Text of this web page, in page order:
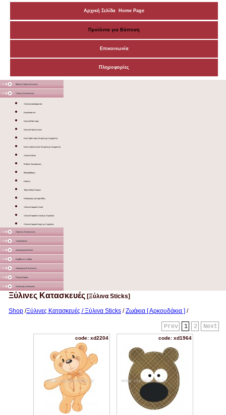
Αρχική Σελίδα Home Page
Προϊόντα για Βάπτιση
Επικοινωνία
Πληροφορίες
Μάσκες Προστατευτικές
Ξύλινες Κατασκευές
Ξύλινα Διακοσμητικά
Κουκλόσπιτα
Κουτιά Βάπτισης
Κουτιά Καλλυντικών
Κουτί βάπτισης Ντυμένο με Δερματίνη
Κουτί καλλυντικών Ντυμένο με Δερματίνη
Ξύλινα Sticks
Ειδικές Κατασκευές
Μολυβοθήκες
Κασπώ
Ταμπελάκια Χώρων
Καλόγερος για λαμπάδες
Ξύλινο Καφάσι Λευκό
Ξύλινο Καφάσι Λευκό με Χερούλια
Ξύλινο Καφάσι Καφέ με Χερούλια
Χάρτινες Κατασκευές
Υφασμάτινα
Διακοσμητικά Σταντ
Καμβάς σε τελάρο
Διάφορα με Εκτύπωση
Γλειφιτζούρια
Στολισμός Εκκλησίας
Ξύλινες Κατασκευές [Ξύλινα Sticks]
Shop /Ξύλινες Κατασκευές / Ξύλινα Sticks /Ζωάκια [ Αρκουδάκια ] /
Next
2
1
Prev
code: xd2204 code: xd1964